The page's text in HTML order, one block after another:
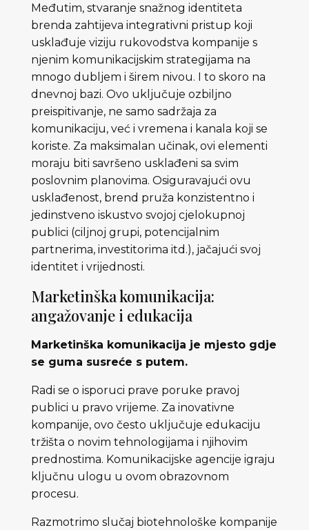
Međutim, stvaranje snažnog identiteta
brenda zahtijeva integrativni pristup koji
usklađuje viziju rukovodstva kompanije s
njenim komunikacijskim strategijama na
mnogo dubljem i širem nivou. I to skoro na
dnevnoj bazi. Ovo uključuje ozbiljno
preispitivanje, ne samo sadržaja za
komunikaciju, već i vremena i kanala koji se
koriste. Za maksimalan učinak, ovi elementi
moraju biti savršeno usklađeni sa svim
poslovnim planovima. Osiguravajući ovu
usklađenost, brend pruža konzistentno i
jedinstveno iskustvo svojoj cjelokupnoj
publici (ciljnoj grupi, potencijalnim
partnerima, investitorima itd.), jačajući svoj
identitet i vrijednosti.
Marketinška komunikacija:
angažovanje i edukacija
Marketinška komunikacija je mjesto gdje
se guma susreće s putem.
Radi se o isporuci prave poruke pravoj
publici u pravo vrijeme. Za inovativne
kompanije, ovo često uključuje edukaciju
tržišta o novim tehnologijama i njihovim
prednostima. Komunikacijske agencije igraju
ključnu ulogu u ovom obrazovnom
procesu.
Razmotrimo slučaj biotehnološke kompanije